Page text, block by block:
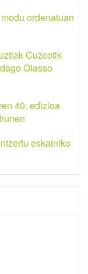
ordenatuan
Cuzcotik
Oiasso
40. edizioa
eskainiko